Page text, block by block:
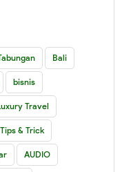
Bali
bisnis
Travel
Tips & Trick
AUDIO